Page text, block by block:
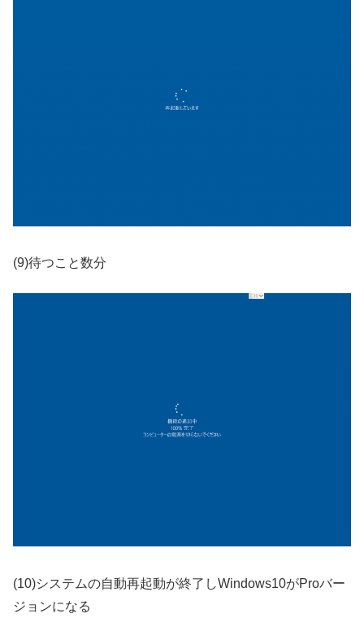
(9)待つこと数分
(10)システムの自動再起動が終了しWindows10がProバー
ジョンになる